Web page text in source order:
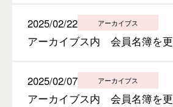
2025/02/22 アーカイブス
アーカイブス内 会員名簿を更
2025/02/07 アーカイブス
アーカイブス内 会員名簿を更